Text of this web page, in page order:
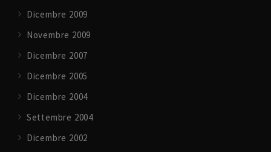
Dicembre 2009
Novembre 2009
Dicembre 2007
Dicembre 2005
Dicembre 2004
Settembre 2004
Dicembre 2002